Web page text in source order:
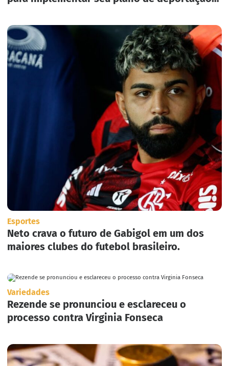
Esportes
Neto crava o futuro de Gabigol em um dos
maiores clubes do futebol brasileiro.
Variedades
Rezende se pronunciou e esclareceu o
processo contra Virginia Fonseca